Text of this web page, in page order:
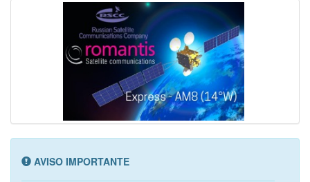
AVISO IMPORTANTE